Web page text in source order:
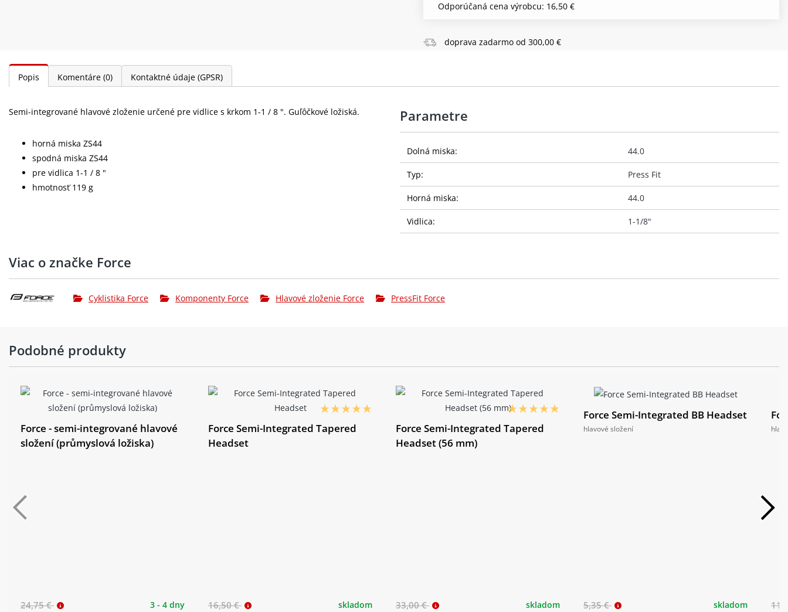
Odporúčaná cena výrobcu: 16,50 €
doprava zadarmo od 300,00 €
Popis Komentáre (0) Kontaktné údaje (GPSR)
Semi-integrované hlavové zloženie určené pre vidlice s krkom 1-1 / 8 ". Guľôčkové ložiská.
horná miska ZS44
spodná miska ZS44
pre vidlica 1-1 / 8 "
hmotnosť 119 g
Parametre
Dolná miska: 44.0
Typ: Press Fit
Horná miska: 44.0
Vidlica: 1-1/8"
Viac o značke Force
Cyklistika Force Komponenty Force Hlavové zloženie Force PressFit Force
Podobné produkty
Force - semi-integrované hlavové
složení (průmyslová ložiska)
24,75 € 3 - 4 dny
Force Semi-Integrated Tapered
Headset
16,50 € skladom
Force Semi-Integrated Tapered
Headset (56 mm)
33,00 € skladom
Force Semi-Integrated BB Headset
hlavové složení
5,35 € skladom